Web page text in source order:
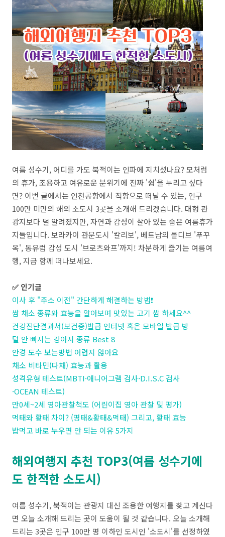
여름 성수기, 어디를 가도 북적이는 인파에 지치셨나요? 모처럼
의 휴가, 조용하고 여유로운 분위기에 진짜 '쉼'을 누리고 싶다
면? 이번 글에서는 인천공항에서 직항으로 떠날 수 있는, 인구
100만 미만의 해외 소도시 3곳을 소개해 드리겠습니다. 대형 관
광지보다 덜 알려졌지만, 자연과 감성이 살아 있는 숨은 여름휴가
지들입니다. 보라카이 관문도시 '칼리보', 베트남의 몰디브 '푸꾸
옥', 동유럽 감성 도시 '브로츠와프'까지! 차분하게 즐기는 여름여
행, 지금 함께 떠나보세요.
✅ 인기글
이사 후 "주소 이전" 간단하게 해결하는 방법❗
쌈 채소 종류와 효능을 알아보며 맛있는 고기 쌈 하세요^^
건강진단결과서(보건증)발급 인터넷 혹은 모바일 발급 방
털 안 빠지는 강아지 종류 Best 8
안경 도수 보는방법 어렵지 않아요
채소 비타민(다채) 효능과 활용
성격유형 테스트(MBTI·애니어그램 검사·D.I.S.C 검사
·OCEAN 테스트)
만0세~2세 영아관찰척도 (어린이집 영아 관찰 및 평가)
먹태와 황태 차이? (명태&황태&먹태) 그리고, 황태 효능
밥먹고 바로 누우면 안 되는 이유 5가지
해외여행지 추천 TOP3(여름 성수기에
도 한적한 소도시)
여름 성수기, 북적이는 관광지 대신 조용한 여행지를 찾고 계신다
면 오늘 소개해 드리는 곳이 도움이 될 것 같습니다. 오늘 소개해
드리는 3곳은 인구 100만 명 이하인 도시인 '소도시'를 선정하였